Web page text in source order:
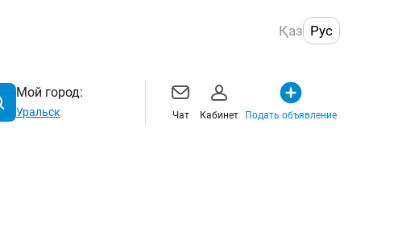
Қаз Рус
Мой город:
Уральск Чат Кабинет Подать объявление